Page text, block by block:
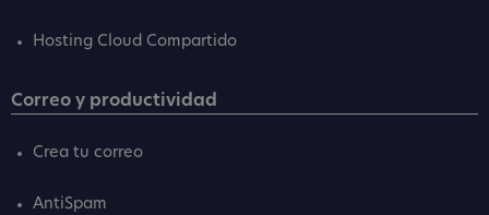
Hosting Cloud Compartido
Correo y productividad
Crea tu correo
AntiSpam